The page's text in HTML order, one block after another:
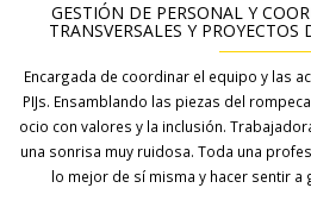
GESTIÓN DE PERSONAL Y
TRANSVERSALES Y
Encargada de coordinar el equipo y las
PIJs. Ensamblando las piezas del
ocio con valores y la inclusión.
una sonrisa muy ruidosa. Toda una
lo mejor de sí misma y hacer sentir